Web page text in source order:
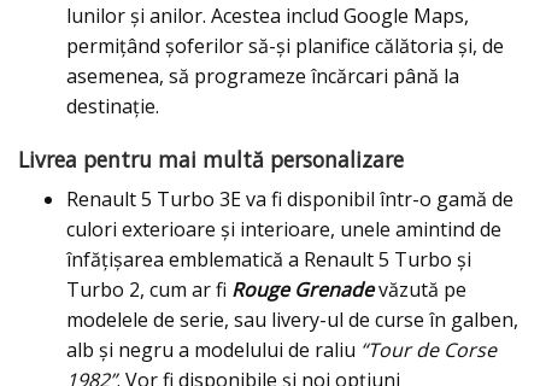
lunilor și anilor. Acestea includ Google Maps,
permițând șoferilor să-și planifice călătoria și, de
asemenea, să programeze încărcari până la
destinație.
Livrea pentru mai multă personalizare
Renault 5 Turbo 3E va fi disponibil într-o gamă de
culori exterioare și interioare, unele amintind de
înfățișarea emblematică a Renault 5 Turbo și
Turbo 2, cum ar fi Rouge Grenadevăzută pe
modelele de serie, sau livery-ul de curse în galben,
alb și negru a modelului de raliu “Tour de Corse
1982”. Vor fi disponibile și noi opțiuni